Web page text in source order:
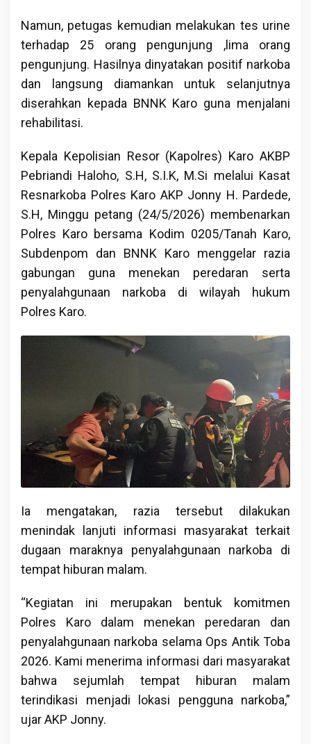
Namun, petugas kemudian melakukan tes urine
terhadap 25 orang pengunjung ,lima orang
pengunjung. Hasilnya dinyatakan positif narkoba
dan langsung diamankan untuk selanjutnya
diserahkan kepada BNNK Karo guna menjalani
rehabilitasi.
Kepala Kepolisian Resor (Kapolres) Karo AKBP
Pebriandi Haloho, S.H, S.I.K, M.Si melalui Kasat
Resnarkoba Polres Karo AKP Jonny H. Pardede,
S.H, Minggu petang (24/5/2026) membenarkan
Polres Karo bersama Kodim 0205/Tanah Karo,
Subdenpom dan BNNK Karo menggelar razia
gabungan guna menekan peredaran serta
penyalahgunaan narkoba di wilayah hukum
Polres Karo.
Ia mengatakan, razia tersebut dilakukan
menindak lanjuti informasi masyarakat terkait
dugaan maraknya penyalahgunaan narkoba di
tempat hiburan malam.
“Kegiatan ini merupakan bentuk komitmen
Polres Karo dalam menekan peredaran dan
penyalahgunaan narkoba selama Ops Antik Toba
2026. Kami menerima informasi dari masyarakat
bahwa sejumlah tempat hiburan malam
terindikasi menjadi lokasi pengguna narkoba,”
ujar AKP Jonny.